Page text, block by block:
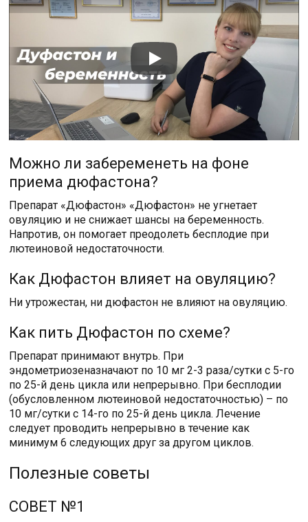
Можно ли забеременеть на фоне
приема дюфастона?
Препарат «Дюфастон» «Дюфастон» не угнетает
овуляцию и не снижает шансы на беременность.
Напротив, он помогает преодолеть бесплодие при
лютеиновой недостаточности.
Как Дюфастон влияет на овуляцию?
Ни утрожестан, ни дюфастон не влияют на овуляцию.
Как пить Дюфастон по схеме?
Препарат принимают внутрь. При
эндометриозеназначают по 10 мг 2-3 раза/сутки с 5-го
по 25-й день цикла или непрерывно. При бесплодии
(обусловленном лютеиновой недостаточностью) – по
10 мг/сутки с 14-го по 25-й день цикла. Лечение
следует проводить непрерывно в течение как
минимум 6 следующих друг за другом циклов.
Полезные советы
СОВЕТ №1